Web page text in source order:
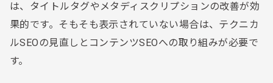
は、タイトルタグやメタディスクリプションの改善が効
果的です。そもそも表示されていない場合は、テクニカ
ルSEOの見直しとコンテンツSEOへの取り組みが必要で
す。